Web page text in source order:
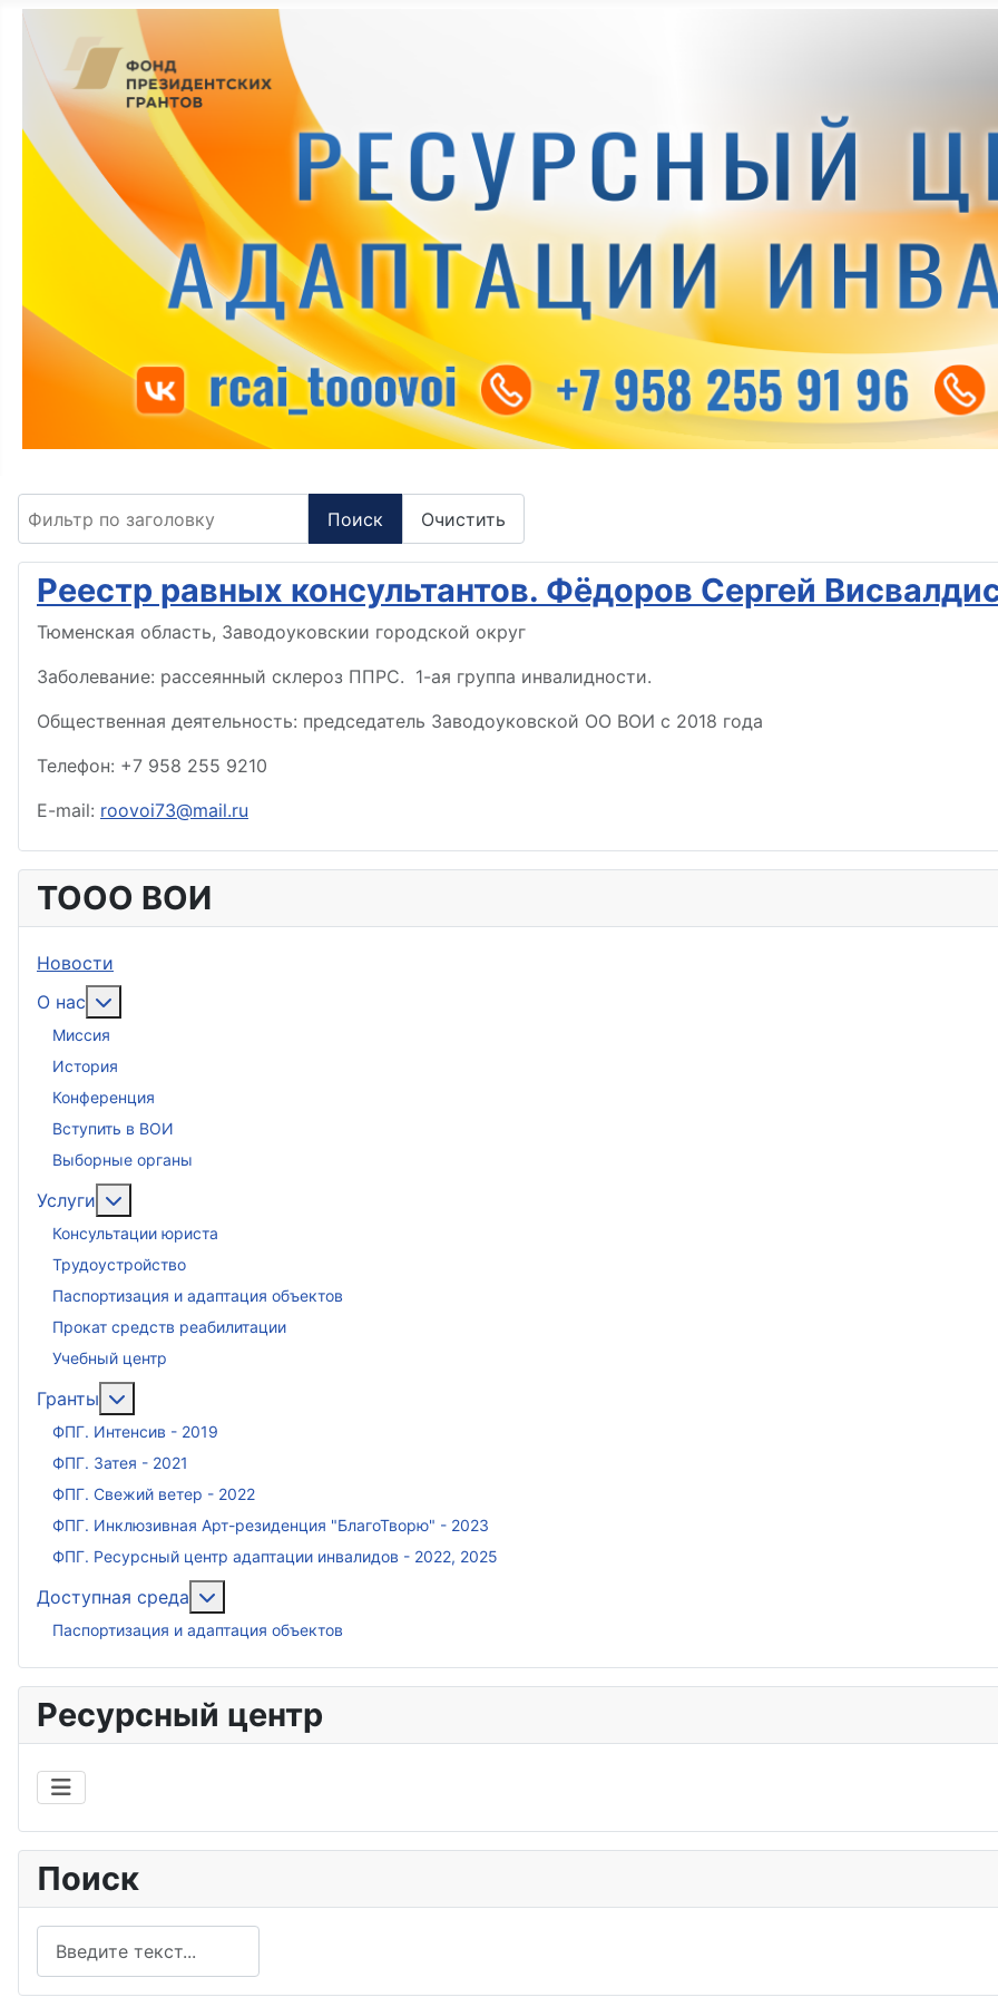
ТООО ВОИ
Новости
О нас
Миссия
История
Конференция
Вступить в ВОИ
Выборные органы
Услуги
Консультации юриста
Трудоустройство
Паспортизация и адаптация объектов
Прокат средств реабилитации
Учебный центр
Гранты
ФПГ. Интенсив - 2019
ФПГ. Затея - 2021
ФПГ. Свежий ветер - 2022
ФПГ. Инклюзивная Арт-резиденция "БлагоТворю" - 2023
ФПГ. Ресурсный центр адаптации инвалидов - 2022, 2025
Доступная среда
Паспортизация и адаптация объектов
Ресурсный центр
Поиск
Поиск Очистить
Реестр равных консультантов. Фёдоров Сергей
Тюменская область, Заводоуковскии городской округ
Заболевание: рассеянный склероз ППРС. 1-ая группа инвалидности.
Общественная деятельность: председатель Заводоуковской ОО ВОИ с 2018 года
Телефон: +7 958 255 9210
E-mail: roovoi73@mail.ru